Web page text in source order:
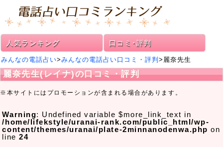
人気ランキング 口コミ･評判
みんなの電話占い>みんなの電話占い口コミ・評判 >麗奈先生
麗奈先生(レイナ)の口コミ・評判
※本サイトにはプロモーションが含まれる場合があります。
Warning: Undefined variable $more_link_text in
/home/lifekstyle/uranai-rank.com/public_html/wp-
content/themes/uranai/plate-2minnanodenwa.php on
line24